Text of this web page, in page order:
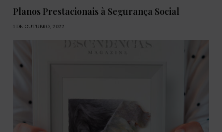
Planos Prestacionais à Segurança Social
1 DE OUTUBRO, 2022